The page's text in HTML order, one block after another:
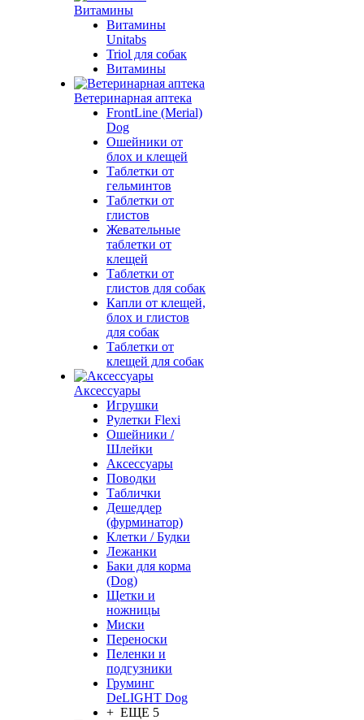
Витамины
Витамины
Unitabs
Triol для собак
Витамины
Ветеринарная аптека
FrontLine (Merial)
Dog
Ошейники от
блох и клещей
Таблетки от
гельминтов
Таблетки от
глистов
Жевательные
таблетки от
клещей
Таблетки от
глистов для собак
Капли от клещей,
блох и глистов
для собак
Таблетки от
клещей для собак
Аксессуары
Игрушки
Рулетки Flexi
Ошейники /
Шлейки
Аксессуары
Поводки
Таблички
Дешеддер
(фурминатор)
Клетки / Будки
Лежанки
Баки для корма
(Dog)
Щетки и
ножницы
Миски
Переноски
Пеленки и
подгузники
Груминг
DeLIGHT Dog
+ ЕЩЕ 5